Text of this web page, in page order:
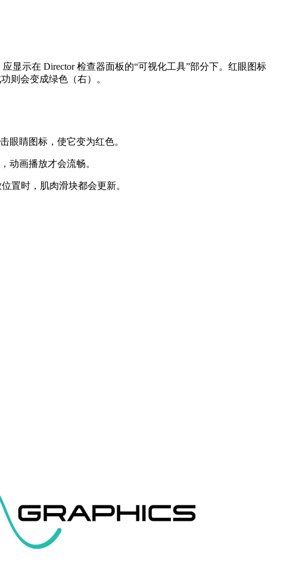
显示在 Director 检查器面板的“可视化工具”部分下。红眼图标
则会变成绿色（右）。
眼睛图标，使它变为红色。
动画播放才会流畅。
置时，肌肉滑块都会更新。